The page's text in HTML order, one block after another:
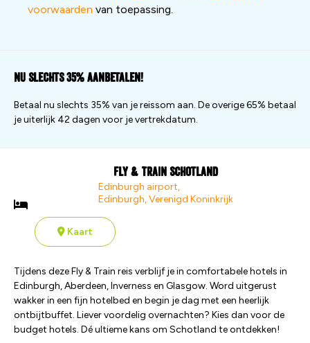
voorwaarden van toepassing.
Nu slechts 35% aanbetalen!
Betaal nu slechts 35% van je reissom aan. De overige 65% betaal
je uiterlijk 42 dagen voor je vertrekdatum.
Fly & Train Schotland
Edinburgh airport,
Edinburgh, Verenigd Koninkrijk
Kaart
Tijdens deze Fly & Train reis verblijf je in comfortabele hotels in
Edinburgh, Aberdeen, Inverness en Glasgow. Word uitgerust
wakker in een fijn hotelbed en begin je dag met een heerlijk
ontbijtbuffet. Liever voordelig overnachten? Kies dan voor de
budget hotels. Dé ultieme kans om Schotland te ontdekken!